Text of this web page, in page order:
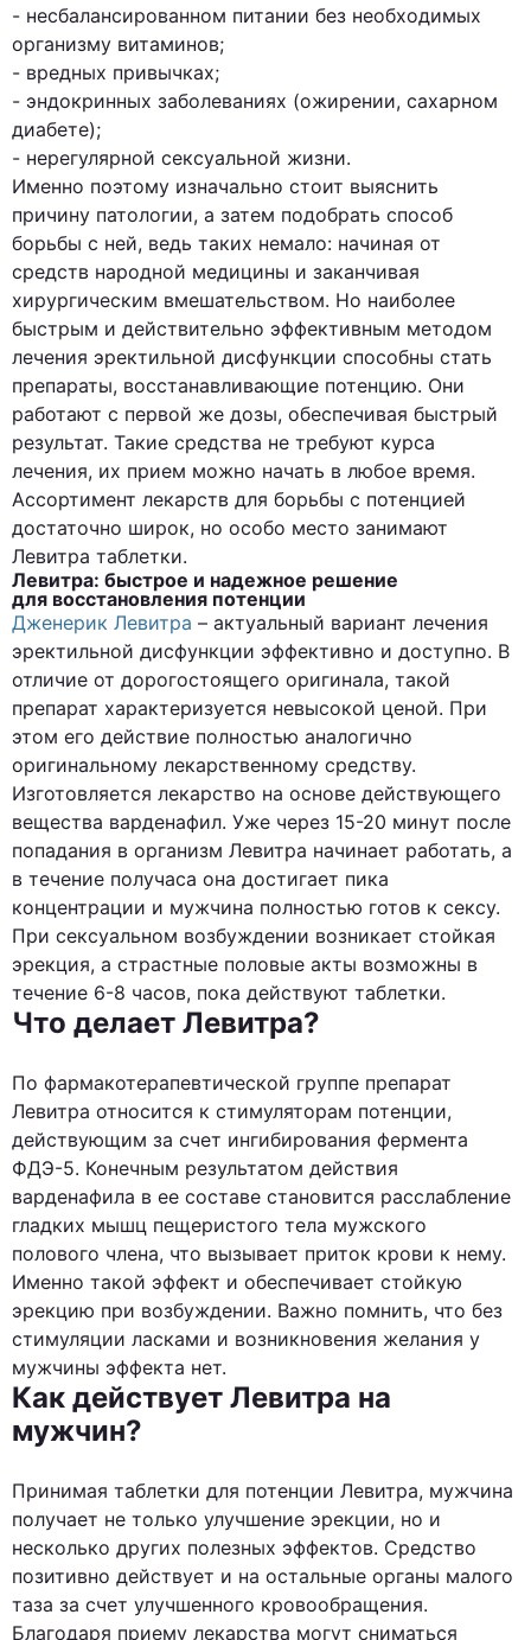
- несбалансированном питании без необходимых
организму витаминов;
- вредных привычках;
- эндокринных заболеваниях (ожирении, сахарном
диабете);
- нерегулярной сексуальной жизни.
Именно поэтому изначально стоит выяснить
причину патологии, а затем подобрать способ
борьбы с ней, ведь таких немало: начиная от
средств народной медицины и заканчивая
хирургическим вмешательством. Но наиболее
быстрым и действительно эффективным методом
лечения эректильной дисфункции способны стать
препараты, восстанавливающие потенцию. Они
работают с первой же дозы, обеспечивая быстрый
результат. Такие средства не требуют курса
лечения, их прием можно начать в любое время.
Ассортимент лекарств для борьбы с потенцией
достаточно широк, но особо место занимают
Левитра таблетки.
Левитра: быстрое и надежное решение
для восстановления потенции
Дженерик Левитра – актуальный вариант лечения
эректильной дисфункции эффективно и доступно. В
отличие от дорогостоящего оригинала, такой
препарат характеризуется невысокой ценой. При
этом его действие полностью аналогично
оригинальному лекарственному средству.
Изготовляется лекарство на основе действующего
вещества варденафил. Уже через 15-20 минут после
попадания в организм Левитра начинает работать, а
в течение получаса она достигает пика
концентрации и мужчина полностью готов к сексу.
При сексуальном возбуждении возникает стойкая
эрекция, а страстные половые акты возможны в
течение 6-8 часов, пока действуют таблетки.
Что делает Левитра?
По фармакотерапевтической группе препарат
Левитра относится к стимуляторам потенции,
действующим за счет ингибирования фермента
ФДЭ-5. Конечным результатом действия
варденафила в ее составе становится расслабление
гладких мышц пещеристого тела мужского
полового члена, что вызывает приток крови к нему.
Именно такой эффект и обеспечивает стойкую
эрекцию при возбуждении. Важно помнить, что без
стимуляции ласками и возникновения желания у
мужчины эффекта нет.
Как действует Левитра на
мужчин?
Принимая таблетки для потенции Левитра, мужчина
получает не только улучшение эрекции, но и
несколько других полезных эффектов. Средство
позитивно действует и на остальные органы малого
таза за счет улучшенного кровообращения.
Благодаря приему лекарства могут сниматься